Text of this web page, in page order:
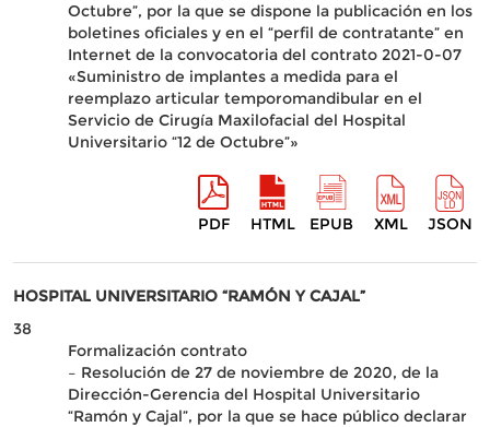
Octubre”, por la que se dispone la publicación en los
boletines oficiales y en el “perfil de contratante” en
Internet de la convocatoria del contrato 2021-0-07
«Suministro de implantes a medida para el
reemplazo articular temporomandibular en el
Servicio de Cirugía Maxilofacial del Hospital
Universitario “12 de Octubre”»
PDF HTML EPUB XML JSON
HOSPITAL UNIVERSITARIO “RAMÓN Y CAJAL”
38
Formalización contrato
– Resolución de 27 de noviembre de 2020, de la
Dirección-Gerencia del Hospital Universitario
“Ramón y Cajal”, por la que se hace público declarar